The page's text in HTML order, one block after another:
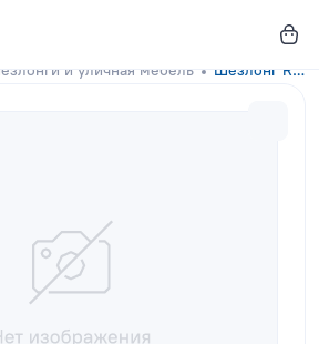
и уличная мебель Шезлонг Riviera Deep Violet с аксессуаром бежевого цвета